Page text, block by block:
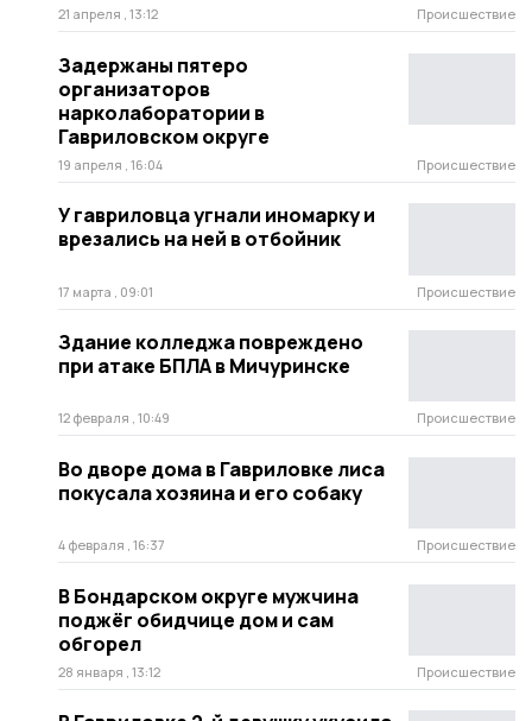
21 апреля , 13:12 Происшествие
Задержаны пятеро
организаторов
нарколаборатории в
Гавриловском округе
19 апреля , 16:04 Происшествие
У гавриловца угнали иномарку и
врезались на ней в отбойник
17 марта , 09:01 Происшествие
Здание колледжа повреждено
при атаке БПЛА в Мичуринске
12 февраля , 10:49 Происшествие
Во дворе дома в Гавриловке лиса
покусала хозяина и его собаку
4 февраля , 16:37 Происшествие
В Бондарском округе мужчина
поджёг обидчице дом и сам
обгорел
28 января , 13:12 Происшествие